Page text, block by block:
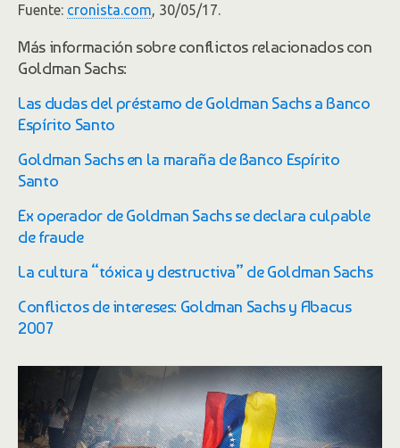
Fuente: cronista.com, 30/05/17.
Más información sobre conflictos relacionados con
Goldman Sachs:
Las dudas del préstamo de Goldman Sachs a Banco
Espírito Santo
Goldman Sachs en la maraña de Banco Espírito
Santo
Ex operador de Goldman Sachs se declara culpable
de fraude
La cultura “tóxica y destructiva” de Goldman Sachs
Conflictos de intereses: Goldman Sachs y Abacus
2007